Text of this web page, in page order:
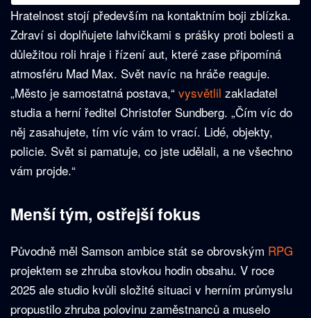
Hratelnost stojí především na kontaktním boji zblízka.
Zdraví si doplňujete lahvičkami s prášky proti bolesti a
důležitou roli hraje i řízení aut, které zase připomíná
atmosféru Mad Max. Svět navíc na hráče reaguje.
„Město je samostatná postava,“ vysvětlil zakladatel
studia a herní ředitel Christofer Sundberg. „Čím víc do
něj zasahujete, tím víc vám to vrací. Lidé, objekty,
policie. Svět si pamatuje, co jste udělali, a ne všechno
vám projde.“
Menší tým, ostřejší fokus
Původně měl Samson ambice stát se obrovským RPG
projektem se zhruba stovkou hodin obsahu. V roce
2025 ale studio kvůli složité situaci v herním průmyslu
propustilo zhruba polovinu zaměstnanců a muselo